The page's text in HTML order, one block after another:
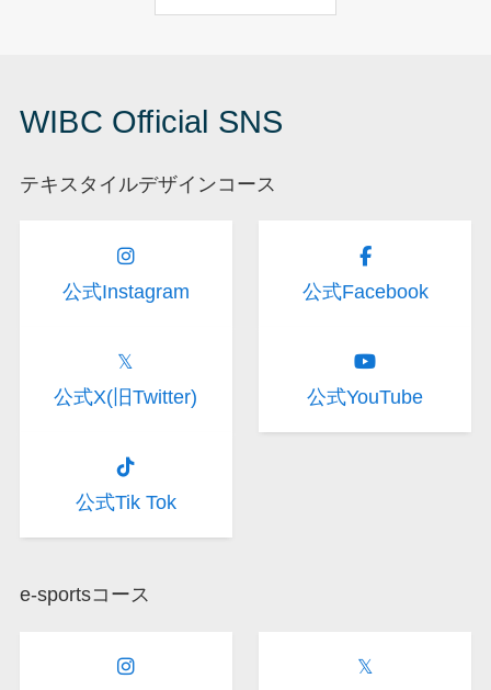
WIBC Official SNS
テキスタイルデザインコース
公式Instagram 公式Facebook
𝕏
公式X(旧Twitter)
公式YouTube
公式Tik Tok
e-sportsコース
𝕏